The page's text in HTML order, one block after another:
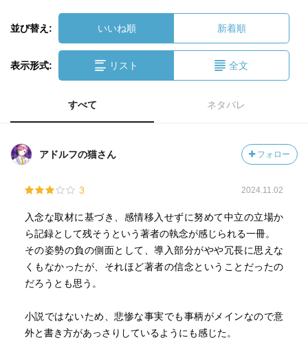
並び替え: いいね順 新着順
表示形式: リスト 全文
すべて ネタバレ
アドルフの猫さん フォロー
3 2024.11.02
入念な取材に基づき、感情移入せずに努めて中立の立場か
ら記録として残そうという著者の執念が感じられる一冊。
その姿勢の負の側面として、導入部分がやや冗長に思えな
くもなかったが、それほど著者の信念ということだったの
だろうとも思う。
小説ではないため、悲惨な事実でも事柄がメインなので意
外と書き方があっさりしているようにも感じた。